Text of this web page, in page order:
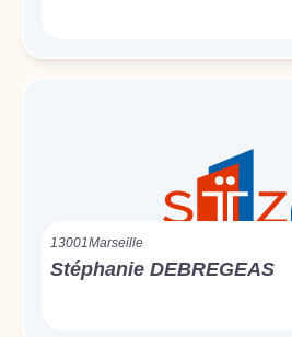
13001Marseille
Stéphanie DEBREGEAS